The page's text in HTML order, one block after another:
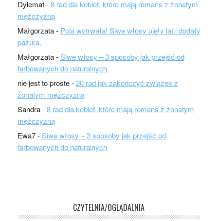
Dylemat-8 rad dla kobiet, które mają romans z żonatym
mężczyzną
Małgorzata- Pola wytrwała! Siwe włosy ujęły lat i dodały
pazura.
Małgorzata-Siwe włosy – 3 sposoby jak przejść od
farbowanych do naturalnych
nie jest to proste-20 rad jak zakończyć związek z
żonatym mężczyzną
Sandra-8 rad dla kobiet, które mają romans z żonatym
mężczyzną
Ewa7-Siwe włosy – 3 sposoby jak przejść od
farbowanych do naturalnych
CZYTELNIA/OGLĄDALNIA